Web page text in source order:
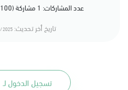
عدد المشاركات: 1 مشاركة (100%) أعجبهم المحتوى
تاريخ أخر تحديث: 00:04
تسجيل الدخول لـ